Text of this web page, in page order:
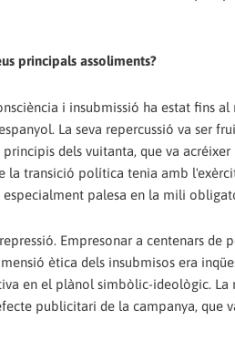
principals assoliments?
i insubmissió ha estat fins
La seva repercussió va ser
dels vuitanta, que va
transició política tenia amb
especialment palesa en la mili
Empresonar a centenars de
ètica dels insubmisos era
en el plànol simbòlic-ideològic. La
publicitari de la campanya, que